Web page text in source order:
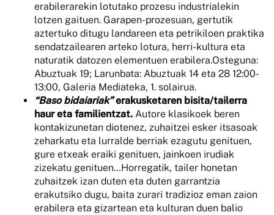
erabilerarekin lotutako prozesu industrialekin
lotzen gaituen. Garapen-prozesuan, gertutik
aztertuko ditugu landareen eta petrikiloen praktika
sendatzailearen arteko lotura, herri-kultura eta
naturatik datozen elementuen erabilera.Osteguna:
Abuztuak 19; Larunbata: Abuztuak 14 eta 28 12:00-
13:00, Galeria Mediateka, 1. solairua.
“Baso bidaiariak”erakusketaren bisita/tailerra
haur eta familientzat. Autore klasikoek beren
kontakizunetan diotenez, zuhaitzei esker itsasoak
zeharkatu eta lurralde berriak ezagutu genituen,
gure etxeak eraiki genituen, jainkoen irudiak
zizekatu genituen…Horregatik, tailer honetan
zuhaitzek izan duten eta duten garrantzia
erakutsiko dugu, baita zurari tradizioz eman zaion
erabilera eta gizartean eta kulturan duen balio